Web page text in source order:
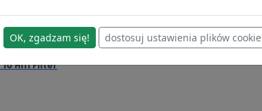
SK3762
zł
Hifi Filter
OK, zgadzam się! dostosuj ustawienia plików cookie